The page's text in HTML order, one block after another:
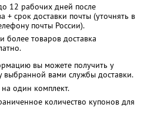
12 рабочих дней после
+ срок доставки почты (уточнять в
почты России).
более товаров доставка
вы можете получить у
выбранной вами службы доставки.
один комплект.
количество купонов для